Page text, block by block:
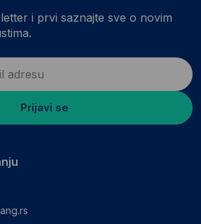
i prvi saznajte sve o novim
Prijavi se